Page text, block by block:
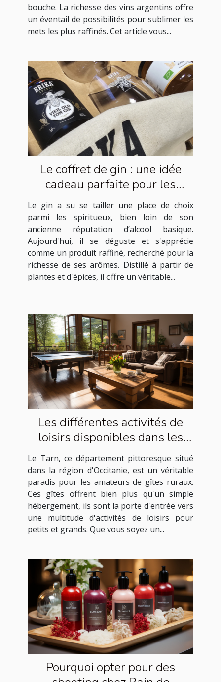
bouche. La richesse des vins argentins offre
un éventail de possibilités pour sublimer les
mets les plus raffinés. Cet article vous...
Le coffret de gin : une idée
cadeau parfaite pour les
amateurs de spiritueux
Le gin a su se tailler une place de choix
parmi les spiritueux, bien loin de son
ancienne réputation d’alcool basique.
Aujourd'hui, il se déguste et s'apprécie
comme un produit raffiné, recherché pour la
richesse de ses arômes. Distillé à partir de
plantes et d'épices, il offre un véritable...
Les différentes activités de
loisirs disponibles dans les
gîtes ruraux du Tarn
Le Tarn, ce département pittoresque situé
dans la région d'Occitanie, est un véritable
paradis pour les amateurs de gîtes ruraux.
Ces gîtes offrent bien plus qu'un simple
hébergement, ils sont la porte d'entrée vers
une multitude d'activités de loisirs pour
petits et grands. Que vous soyez un...
Pourquoi opter pour des